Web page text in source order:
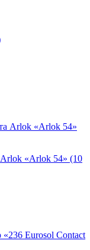
«Arlok 54» (10